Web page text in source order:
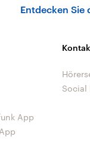
Entdecken Sie
App
Social